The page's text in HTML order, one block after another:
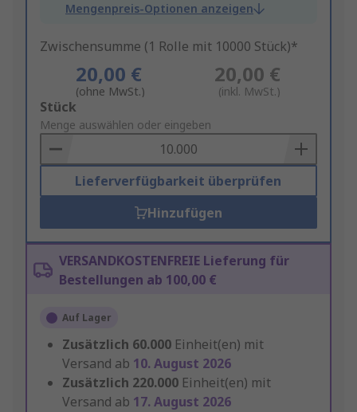
Mengenpreis-Optionen anzeigen
Zwischensumme (1 Rolle mit 10000 Stück)*
20,00 €
(ohne MwSt.)
20,00 €
(inkl. MwSt.)
Add
to
Basket
Stück
Menge auswählen oder eingeben
Lieferverfügbarkeit überprüfen
Hinzufügen
VERSANDKOSTENFREIE Lieferung für
Bestellungen ab 100,00 €
Auf Lager
Zusätzlich 60.000 Einheit(en) mit
Versand ab 10. August 2026
Zusätzlich 220.000 Einheit(en) mit
Versand ab 17. August 2026